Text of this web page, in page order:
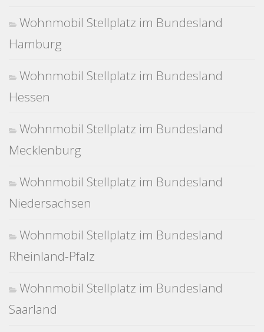
Wohnmobil Stellplatz im Bundesland
Hamburg
Wohnmobil Stellplatz im Bundesland
Hessen
Wohnmobil Stellplatz im Bundesland
Mecklenburg
Wohnmobil Stellplatz im Bundesland
Niedersachsen
Wohnmobil Stellplatz im Bundesland
Rheinland-Pfalz
Wohnmobil Stellplatz im Bundesland
Saarland